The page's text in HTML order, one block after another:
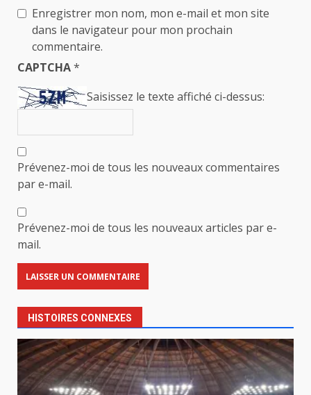
Enregistrer mon nom, mon e-mail et mon site
dans le navigateur pour mon prochain
commentaire.
CAPTCHA*
Saisissez le texte affiché ci-dessus:
Prévenez-moi de tous les nouveaux commentaires
par e-mail.
Prévenez-moi de tous les nouveaux articles par e-
mail.
HISTOIRES CONNEXES